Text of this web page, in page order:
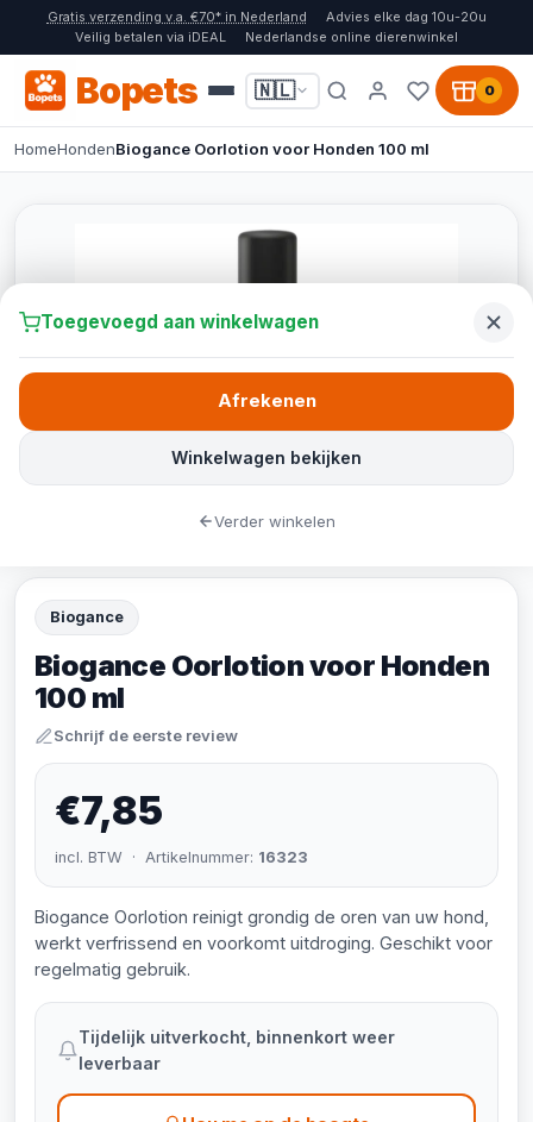
Gratis verzending v.a. €70* in Nederland
Advies elke dag 10u-20u
Veilig betalen via iDEAL
Nederlandse online dierenwinkel
Bopets 🇳🇱 0
HomeHondenBiogance Oorlotion voor Honden 100 ml
Biogance
Biogance Oorlotion voor Honden
100 ml
Schrijf de eerste review
€7,85
incl. BTW · Artikelnummer: 16323
Biogance Oorlotion reinigt grondig de oren van uw hond,
werkt verfrissend en voorkomt uitdroging. Geschikt voor
regelmatig gebruik.
Tijdelijk uitverkocht, binnenkort weer
leverbaar
Toegevoegd aan winkelwagen
Winkelwagen bekijken
Afrekenen
Verder winkelen